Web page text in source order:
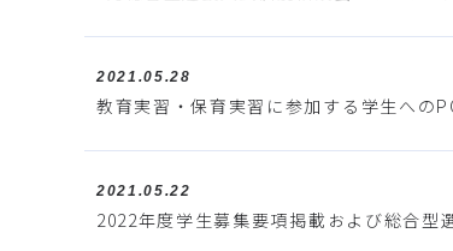
2021.05.28
教育実習・保育実習に参加する学生への
2021.05.22
2022年度学生募集要項掲載および総合型